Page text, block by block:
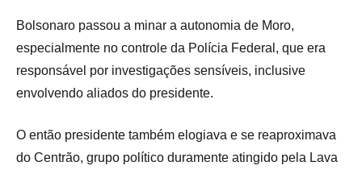
Bolsonaro passou a minar a autonomia de Moro,
especialmente no controle da Polícia Federal, que era
responsável por investigações sensíveis, inclusive
envolvendo aliados do presidente.
O então presidente também elogiava e se reaproximava
do Centrão, grupo político duramente atingido pela Lava